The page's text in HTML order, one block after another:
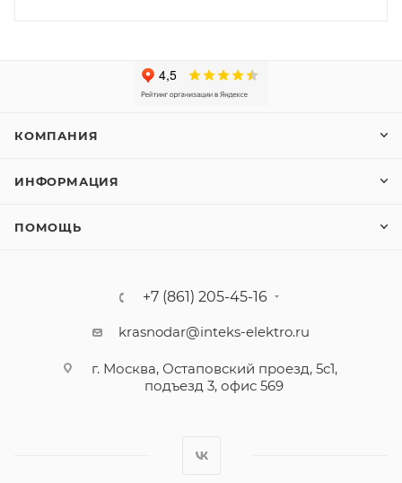
КОМПАНИЯ
ИНФОРМАЦИЯ
ПОМОЩЬ
+7 (861) 205-45-16
krasnodar@inteks-elektro.ru
г. Москва, Остаповский проезд, 5с1,
подъезд 3, офис 569